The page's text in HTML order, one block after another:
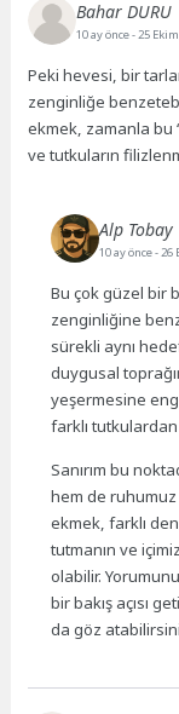
Bahar DURU
10 ay önce- 25
Peki hevesi, bir
zenginliğe
ekmek, zamanla bu
ve tutkuların
Alp Tobay
10 ay önce- 26
Bu çok güzel bir
zenginliğine
sürekli aynı
duygusal
yeşermesine
farklı
Sanırım bu
hem de ruhumuz
ekmek, farklı
tutmanın ve
olabilir.
bir bakış açısı
da göz